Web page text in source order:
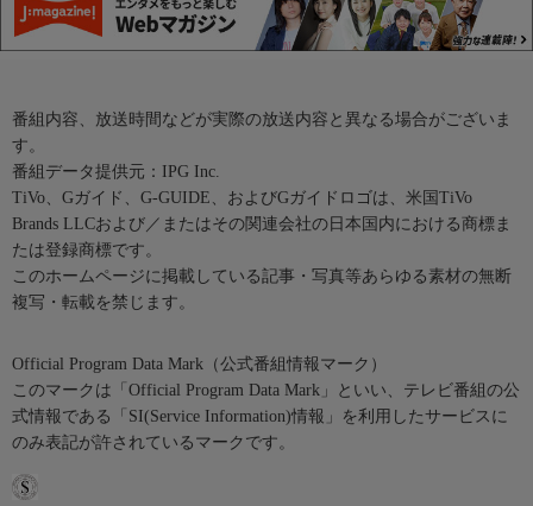
番組内容、放送時間などが実際の放送内容と異なる場合がございま
す。
番組データ提供元：IPG Inc.
TiVo、Gガイド、G-GUIDE、およびGガイドロゴは、米国TiVo
Brands LLCおよび／またはその関連会社の日本国内における商標ま
たは登録商標です。
このホームページに掲載している記事・写真等あらゆる素材の無断
複写・転載を禁じます。
Official Program Data Mark（公式番組情報マーク）
このマークは「Official Program Data Mark」といい、テレビ番組の公
式情報である「SI(Service Information)情報」を利用したサービスに
のみ表記が許されているマークです。